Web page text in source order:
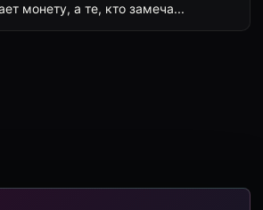
монету, а те, кто замеча...